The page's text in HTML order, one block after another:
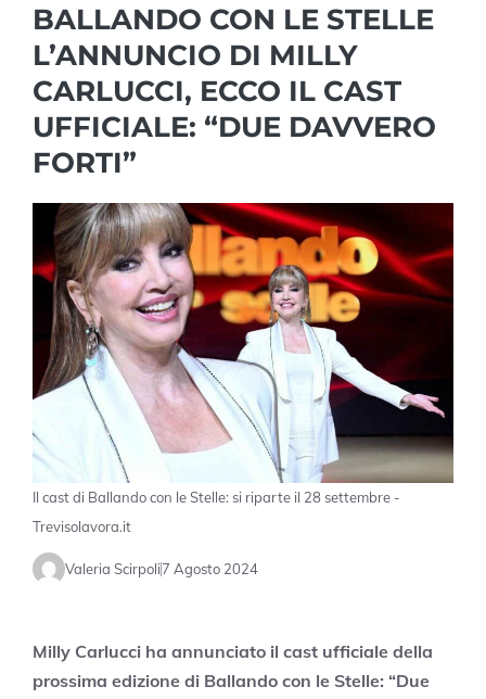
BALLANDO CON LE STELLE
L’ANNUNCIO DI MILLY
CARLUCCI, ECCO IL CAST
UFFICIALE: “DUE DAVVERO
FORTI”
Il cast di Ballando con le Stelle: si riparte il 28 settembre -
Trevisolavora.it
Valeria Scirpoli7 Agosto 2024
Milly Carlucci ha annunciato il cast ufficiale della
prossima edizione di Ballando con le Stelle: “Due